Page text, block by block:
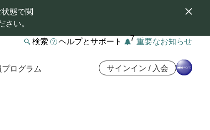
態で閲
さい。
検索 ヘルプとサポート 7 重要なお知らせ
プログラム サインイン / 入会